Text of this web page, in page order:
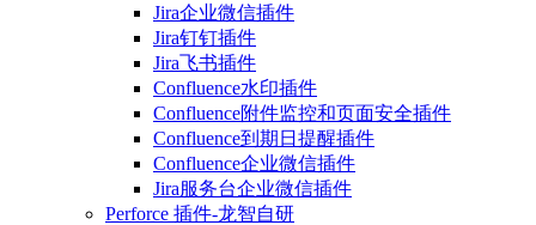
Jira企业微信插件
Jira钉钉插件
Jira飞书插件
Confluence水印插件
Confluence附件监控和页面安全插件
Confluence到期日提醒插件
Confluence企业微信插件
Jira服务台企业微信插件
Perforce 插件-龙智自研